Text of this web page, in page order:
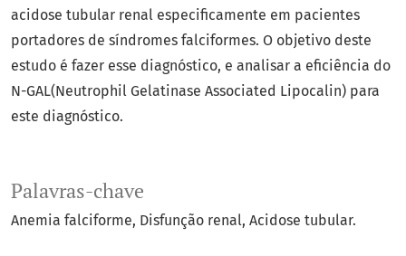
Palavras-chave
Anemia falciforme Disfunção renal Acidose tubular.
acidose tubular renal especificamente em pacientes
portadores de síndromes falciformes. O objetivo deste
estudo é fazer esse diagnóstico, e analisar a eficiência do
N-GAL(Neutrophil Gelatinase Associated Lipocalin) para
este diagnóstico.